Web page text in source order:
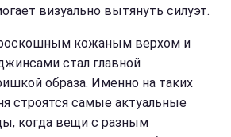
визуально вытянуть силуэт.
кожаным верхом и
стал главной
образа. Именно на таких
строятся самые актуальные
когда вещи с разным